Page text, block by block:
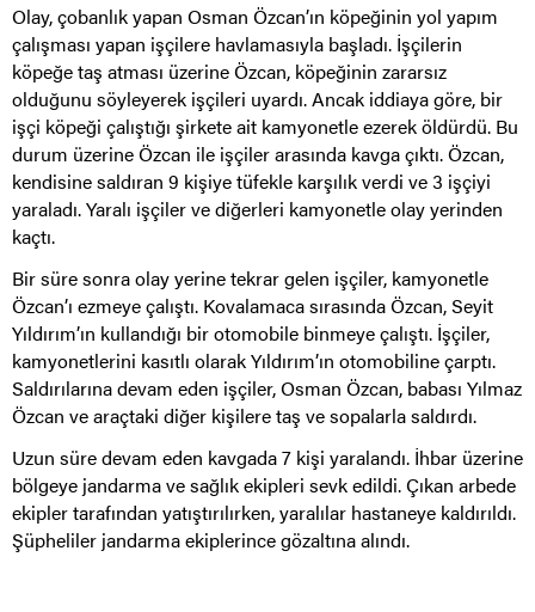
Olay, çobanlık yapan Osman Özcan’ın köpeğinin yol yapım
çalışması yapan işçilere havlamasıyla başladı. İşçilerin
köpeğe taş atması üzerine Özcan, köpeğinin zararsız
olduğunu söyleyerek işçileri uyardı. Ancak iddiaya göre, bir
işçi köpeği çalıştığı şirkete ait kamyonetle ezerek öldürdü. Bu
durum üzerine Özcan ile işçiler arasında kavga çıktı. Özcan,
kendisine saldıran 9 kişiye tüfekle karşılık verdi ve 3 işçiyi
yaraladı. Yaralı işçiler ve diğerleri kamyonetle olay yerinden
kaçtı.
Bir süre sonra olay yerine tekrar gelen işçiler, kamyonetle
Özcan’ı ezmeye çalıştı. Kovalamaca sırasında Özcan, Seyit
Yıldırım’ın kullandığı bir otomobile binmeye çalıştı. İşçiler,
kamyonetlerini kasıtlı olarak Yıldırım’ın otomobiline çarptı.
Saldırılarına devam eden işçiler, Osman Özcan, babası Yılmaz
Özcan ve araçtaki diğer kişilere taş ve sopalarla saldırdı.
Uzun süre devam eden kavgada 7 kişi yaralandı. İhbar üzerine
bölgeye jandarma ve sağlık ekipleri sevk edildi. Çıkan arbede
ekipler tarafından yatıştırılırken, yaralılar hastaneye kaldırıldı.
Şüpheliler jandarma ekiplerince gözaltına alındı.